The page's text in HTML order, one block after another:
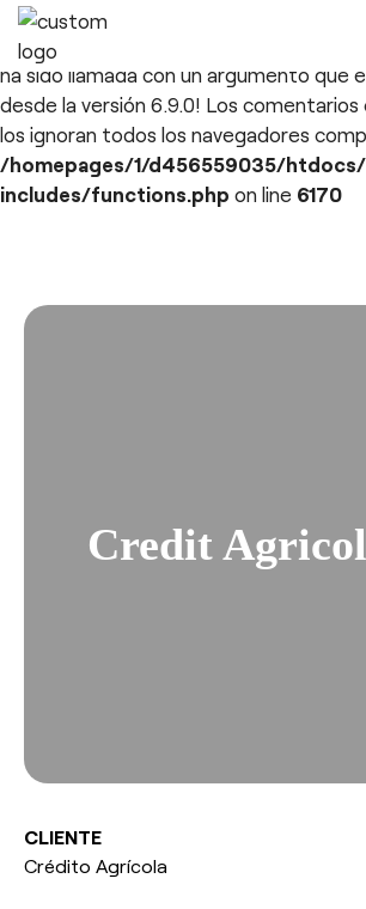
Deprecated
: ¡La función
ha sido llamada con un argumento que
desde la versión 6.9.0! Los comentarios
los ignoran todos los navegadores
/homepages/1/d456559035/
includes/functions.php on line 6170
Productos
Mesas
Paneles Separadores
Compañía
Ergonomía
esPattio
Credit
CLIENTE
Crédito Agrícola